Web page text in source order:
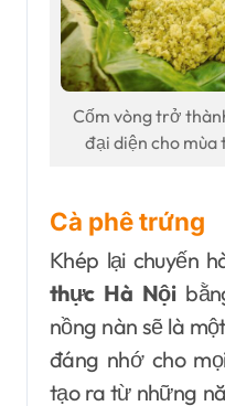
Cốm vòng trở
đại diện cho mùa
Cà phê trứng
Khép lại chuyến
thực Hà Nội
nồng nàn sẽ là
đáng nhớ cho
tạo ra từ những